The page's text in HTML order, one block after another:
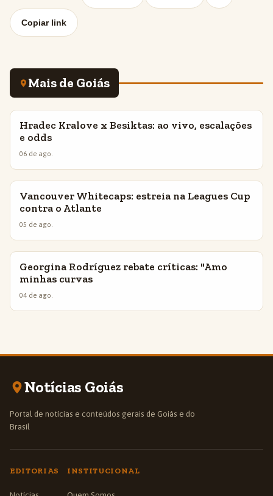
Copiar link
Mais de Goiás
INSIGHTS
Hradec Kralove x Besiktas: ao vivo, escalações
e odds
06 de ago.
INSIGHTS
Vancouver Whitecaps: estreia na Leagues Cup
contra o Atlante
05 de ago.
INSIGHTS
Georgina Rodríguez rebate críticas: "Amo
minhas curvas
04 de ago.
Notícias Goiás
Portal de notícias e conteúdos gerais de Goiás e do
Brasil
EDITORIAS INSTITUCIONAL